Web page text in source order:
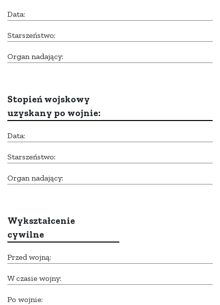
Data:
Starszeństwo:
Organ nadający:
Stopień wojskowy
uzyskany po wojnie:
Data:
Starszeństwo:
Organ nadający:
Wykształcenie
cywilne
Przed wojną:
W czasie wojny:
Po wojnie: